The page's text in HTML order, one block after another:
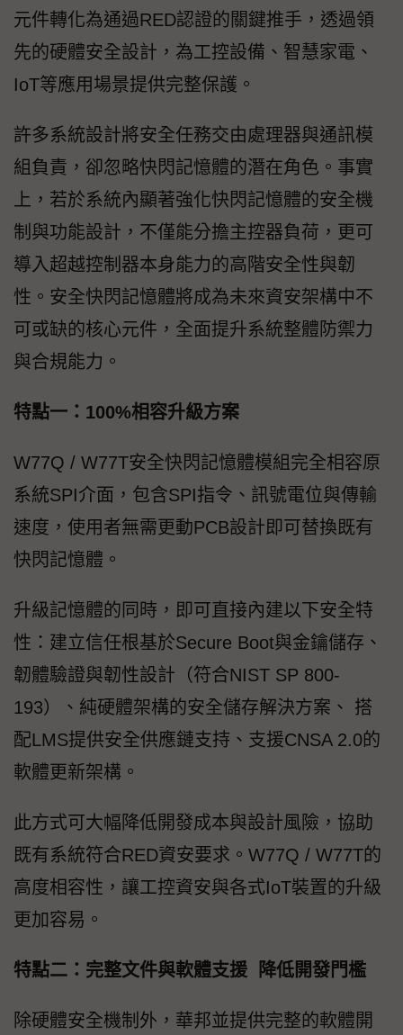
元件轉化為通過RED認證的關鍵推手，透過領
先的硬體安全設計，為工控設備、智慧家電、
IoT等應用場景提供完整保護。
許多系統設計將安全任務交由處理器與通訊模
組負責，卻忽略快閃記憶體的潛在角色。事實
上，若於系統內顯著強化快閃記憶體的安全機
制與功能設計，不僅能分擔主控器負荷，更可
導入超越控制器本身能力的高階安全性與韌
性。安全快閃記憶體將成為未來資安架構中不
可或缺的核心元件，全面提升系統整體防禦力
與合規能力。
特點一：100%相容升級方案
W77Q / W77T安全快閃記憶體模組完全相容原
系統SPI介面，包含SPI指令、訊號電位與傳輸
速度，使用者無需更動PCB設計即可替換既有
快閃記憶體。
升級記憶體的同時，即可直接內建以下安全特
性：建立信任根基於Secure Boot與金鑰儲存、
韌體驗證與韌性設計（符合NIST SP 800-
193）、純硬體架構的安全儲存解決方案、 搭
配LMS提供安全供應鏈支持、支援CNSA 2.0的
軟體更新架構。
此方式可大幅降低開發成本與設計風險，協助
既有系統符合RED資安要求。W77Q / W77T的
高度相容性，讓工控資安與各式IoT裝置的升級
更加容易。
特點二：完整文件與軟體支援 降低開發門檻
除硬體安全機制外，華邦並提供完整的軟體開